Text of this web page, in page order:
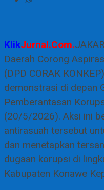
KlikJurnal.Com.
Daerah Corong
(DPD CORAK
demonstrasi di depan
Pemberantasan
(20/5/2026). Aksi ini
antirasuah tersebut
dan menetapkan
dugaan korupsi di
Kabupaten Konawe